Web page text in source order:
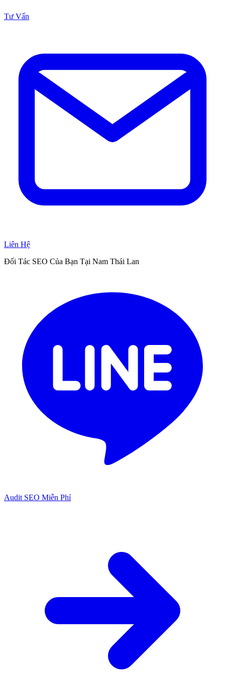
Tư Vấn
Liên Hệ
Đối Tác SEO Của Bạn Tại Nam Thái Lan
Audit SEO Miễn Phí